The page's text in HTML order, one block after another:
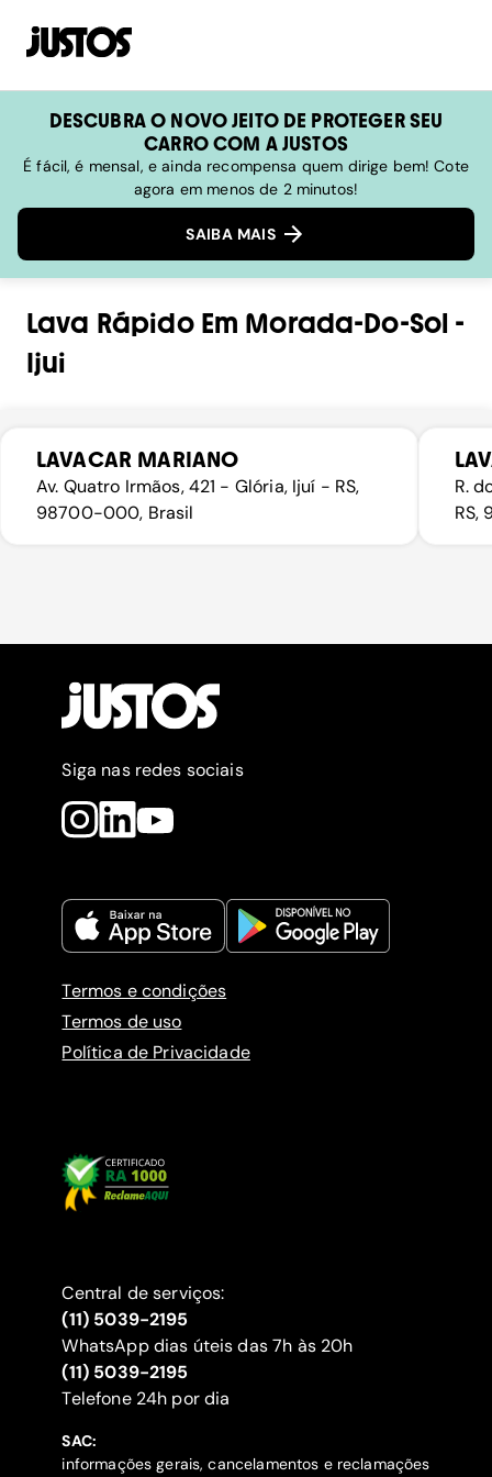
DESCUBRA O NOVO JEITO DE PROTEGER SEU
CARRO COM A JUSTOS
É fácil, é mensal, e ainda recompensa quem dirige bem! Cote
agora em menos de 2 minutos!
SAIBA MAIS
Lava RápidoEm Morada-Do-Sol -
Ijui
LAVACAR MARIANO
Av. Quatro Irmãos, 421 - Glória, Ijuí - RS,
98700-000, Brasil
R.
RS,
Siga nas redes sociais
Termos e condições
Termos de uso
Política de Privacidade
Central de serviços:
(11) 5039-2195
WhatsApp dias úteis das 7h às 20h
(11) 5039-2195
‍Telefone 24h por dia
SAC:
informações gerais, cancelamentos e reclamações